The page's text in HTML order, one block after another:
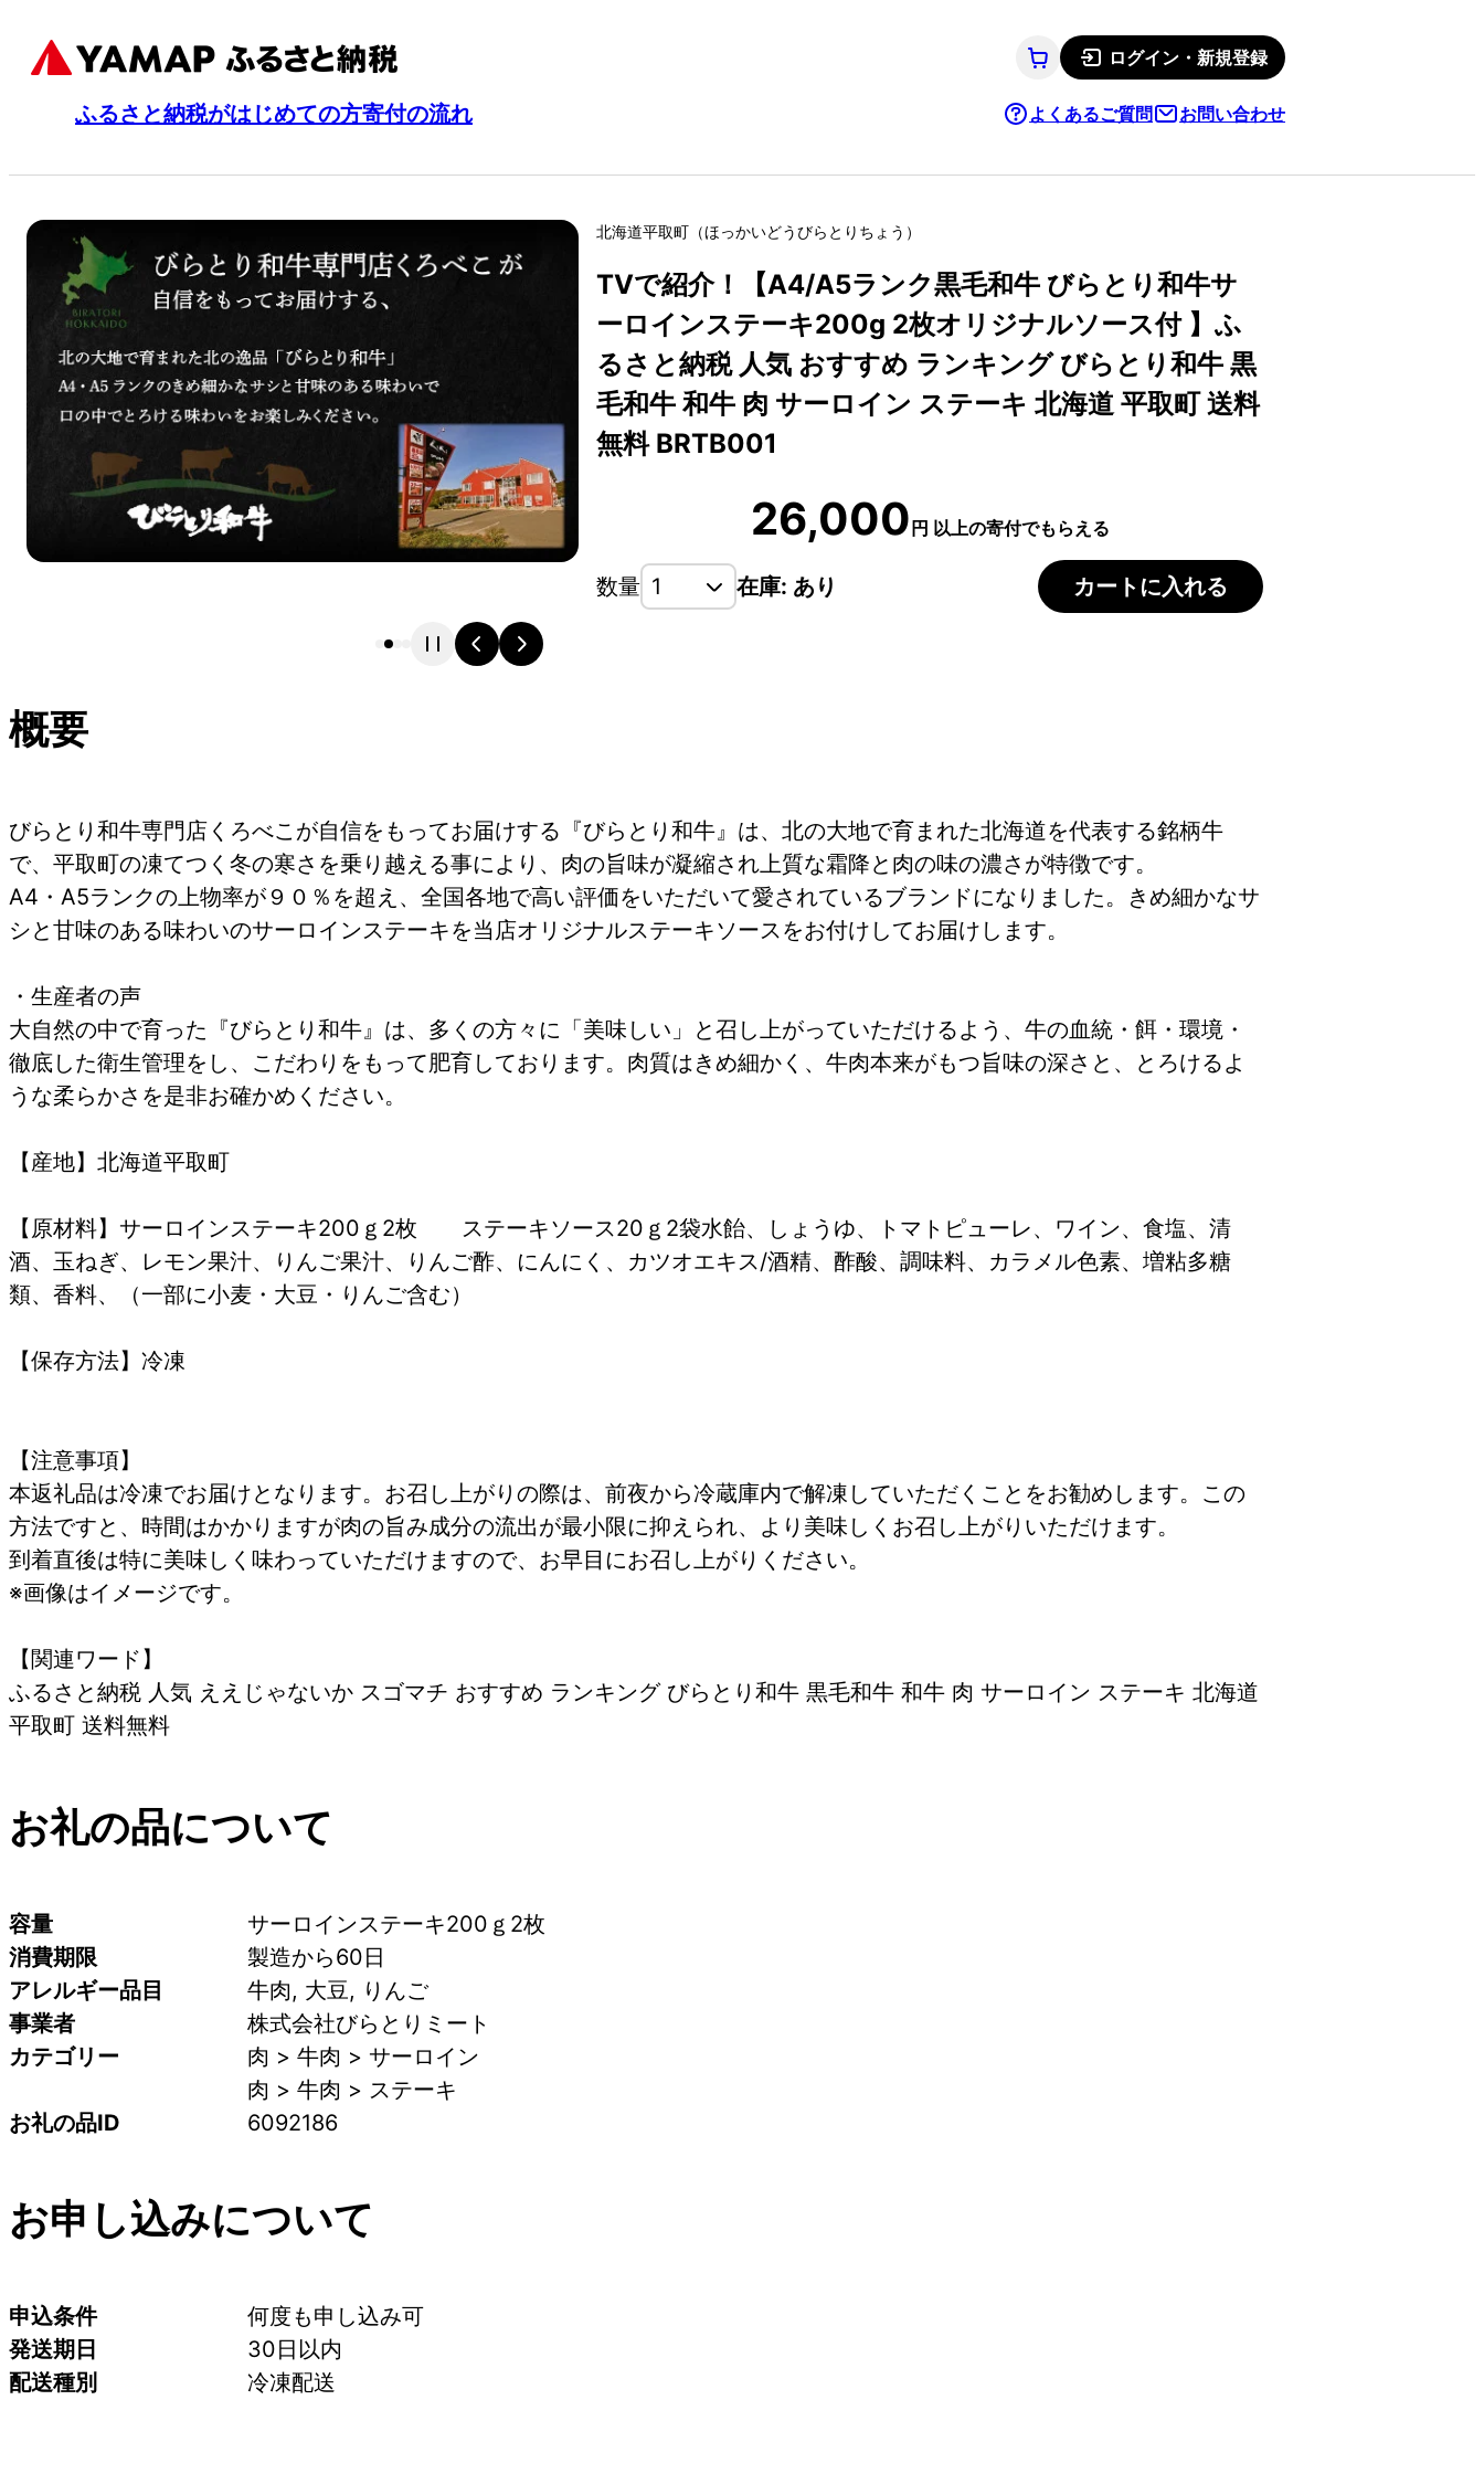
ログイン・新規登録
ふるさと納税がはじめての方寄付の流れ よくあるご質問 お問い合わせ
北海道平取町 （ほっかいどうびらとりちょう ）
TVで紹介！【A4/A5ランク黒毛和牛 びらとり和牛サ
ーロインステーキ200g 2枚オリジナルソース付 】ふ
るさと納税 人気 おすすめ ランキング びらとり和牛 黒
毛和牛 和牛 肉 サーロイン ステーキ 北海道 平取町 送料
無料 BRTB001
26,000円 以上の寄付でもらえる
数量 在庫: あり カートに入れる
概要
びらとり和牛専門店くろべこが自信をもってお届けする『びらとり和牛』は、北の大地で育まれた北海道を代表する銘柄牛
で、平取町の凍てつく冬の寒さを乗り越える事により、肉の旨味が凝縮され上質な霜降と肉の味の濃さが特徴です。
A4・A5ランクの上物率が９０％を超え、全国各地で高い評価をいただいて愛されているブランドになりました。きめ細かなサ
シと甘味のある味わいのサーロインステーキを当店オリジナルステーキソースをお付けしてお届けします。
・生産者の声
大自然の中で育った『びらとり和牛』は、多くの方々に「美味しい」と召し上がっていただけるよう、牛の血統・餌・環境・
徹底した衛生管理をし、こだわりをもって肥育しております。肉質はきめ細かく、牛肉本来がもつ旨味の深さと、とろけるよ
うな柔らかさを是非お確かめください。
【産地】北海道平取町
【原材料】サーロインステーキ200ｇ2枚 ステーキソース20ｇ2袋水飴、しょうゆ、トマトピューレ、ワイン、食塩、清
酒、玉ねぎ、レモン果汁、りんご果汁、りんご酢、にんにく、カツオエキス/酒精、酢酸、調味料、カラメル色素、増粘多糖
類、香料、（一部に小麦・大豆・りんご含む）
【保存方法】冷凍
【注意事項】
本返礼品は冷凍でお届けとなります。お召し上がりの際は、前夜から冷蔵庫内で解凍していただくことをお勧めします。この
方法ですと、時間はかかりますが肉の旨み成分の流出が最小限に抑えられ、より美味しくお召し上がりいただけます。
到着直後は特に美味しく味わっていただけますので、お早目にお召し上がりください。
※画像はイメージです。
【関連ワード】
ふるさと納税 人気 ええじゃないか スゴマチ おすすめ ランキング びらとり和牛 黒毛和牛 和牛 肉 サーロイン ステーキ 北海道
平取町 送料無料
お礼の品について
容量
サーロインステーキ200ｇ2枚
消費期限
製造から60日
アレルギー品目
牛肉, 大豆, りんご
事業者
株式会社びらとりミート
カテゴリー
肉 > 牛肉 > サーロイン
肉 > 牛肉 > ステーキ
お礼の品ID
6092186
お申し込みについて
申込条件
何度も申し込み可
発送期日
30日以内
配送種別
冷凍配送